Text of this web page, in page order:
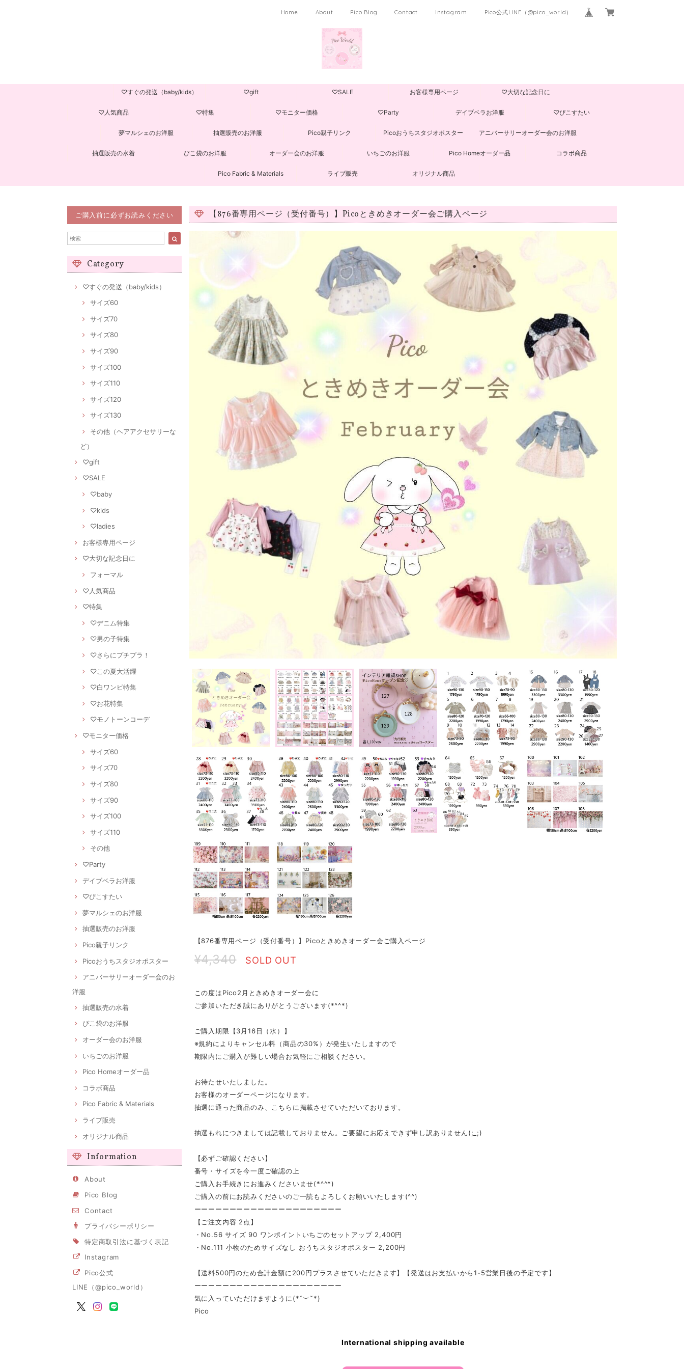
Home About Pico Blog Contact Instagram Pico公式LINE（@pico_world）
♡すぐの発送（baby/kids） ♡gift ♡SALE お客様専用ページ ♡大切な記念日に
♡人気商品 ♡特集 ♡モニター価格 ♡Party デイブベラお洋服 ♡ぴこすたい
夢マルシェのお洋服 抽選販売のお洋服 Pico親子リンク Picoおうちスタジオポスター アニバーサリーオーダー会のお洋服
抽選販売の水着 ぴこ袋のお洋服 オーダー会のお洋服 いちごのお洋服 Pico Homeオーダー品 コラボ商品
Pico Fabric & Materials ライブ販売 オリジナル商品
ご購入前に必ずお読みください
Category
♡すぐの発送（baby/kids）
サイズ60
サイズ70
サイズ80
サイズ90
サイズ100
サイズ110
サイズ120
サイズ130
その他（ヘアアクセサリーな
ど）
♡gift
♡SALE
♡baby
♡kids
♡ladies
お客様専用ページ
♡大切な記念日に
フォーマル
♡人気商品
♡特集
♡デニム特集
♡男の子特集
♡さらにプチプラ！
♡この夏大活躍
♡白ワンピ特集
♡お花特集
♡モノトーンコーデ
♡モニター価格
サイズ60
サイズ70
サイズ80
サイズ90
サイズ100
サイズ110
その他
♡Party
デイブベラお洋服
♡ぴこすたい
夢マルシェのお洋服
抽選販売のお洋服
Pico親子リンク
Picoおうちスタジオポスター
アニバーサリーオーダー会のお
洋服
抽選販売の水着
ぴこ袋のお洋服
オーダー会のお洋服
いちごのお洋服
Pico Homeオーダー品
コラボ商品
Pico Fabric & Materials
ライブ販売
オリジナル商品
Information
About
Pico Blog
Contact
プライバシーポリシー
特定商取引法に基づく表記
Instagram
Pico公式
LINE（@pico_world）
【876番専用ページ（受付番号）】Picoときめきオーダー会ご購入ページ
【876番専用ページ（受付番号）】Picoときめきオーダー会ご購入ページ
¥4,340 SOLD OUT
この度はPico2月ときめきオーダー会に
ご参加いただき誠にありがとうございます(*^^*)
ご購入期限【3月16日（水）】
※規約によりキャンセル料（商品の30%）が発生いたしますので
期限内にご購入が難しい場合お気軽にご相談ください。
お待たせいたしました。
お客様のオーダーページになります。
抽選に通った商品のみ、こちらに掲載させていただいております。
抽選もれにつきましては記載しておりません。ご要望にお応えできず申し訳ありません(;_;)
【必ずご確認ください】
番号・サイズを今一度ご確認の上
ご購入お手続きにお進みくださいませ(*^^*)
ご購入の前にお読みくださいのご一読もよろしくお願いいたします(^^)
ーーーーーーーーーーーーーーーーーーーーー
【ご注文内容 2点】
・No.56 サイズ 90 ワンポイントいちごのセットアップ 2,400円
・No.111 小物のためサイズなし おうちスタジオポスター 2,200円
【送料500円のため合計金額に200円プラスさせていただきます】【発送はお支払いから1-5営業日後の予定です】
ーーーーーーーーーーーーーーーーーーーーー
気に入っていただけますように(*˘︶˘*)
Pico
International shipping available